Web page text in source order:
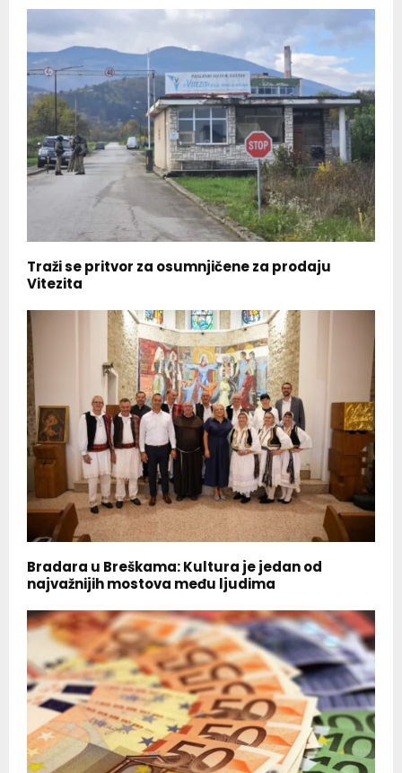
Traži se pritvor za osumnjičene za prodaju
Vitezita
Bradara u Breškama: Kultura je jedan od
najvažnijih mostova među ljudima